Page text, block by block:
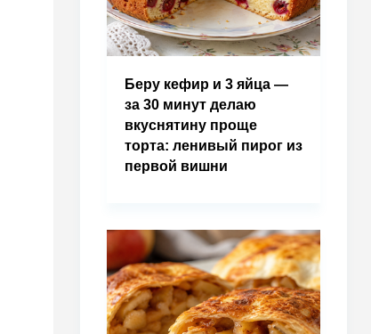
Беру кефир и 3 яйца —
за 30 минут делаю
вкуснятину проще
торта: ленивый пирог из
первой вишни